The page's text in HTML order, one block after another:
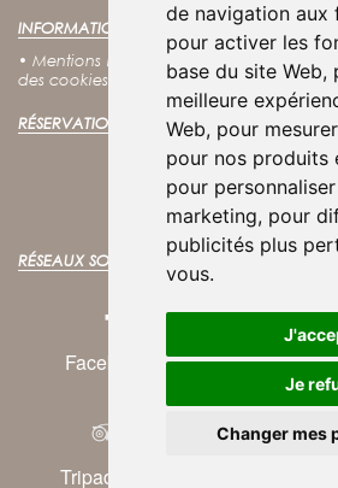
de navigation aux
pour activer les
base du site Web,
meilleure
Web, pour
pour nos produits
pour
marketing, pour
publicités plus
vous.
Je
Changer mes
INFORMATIONS LÉGALES :
•Mentions légales • Conditions
des cookies
Politique de confidentialité
RÉSERVATION EN LIGNE :
RÉSERVER
Meilleurs tarifs
RÉSEAUX SOCIAUX :
Facebook Instagram
Tripadvisor